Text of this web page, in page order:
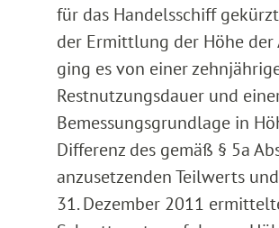
für das Handelsschiff
der Ermittlung der Höhe der
ging es von einer
Restnutzungsdauer und
Bemessungsgrundlage in
Differenz des gemäß § 5a
anzusetzenden Teilwerts
31. Dezember 2011